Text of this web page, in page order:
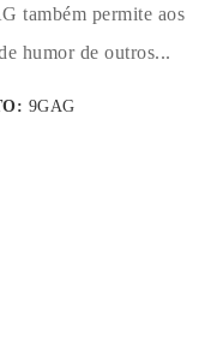
também permite aos
humor de outros...
9GAG